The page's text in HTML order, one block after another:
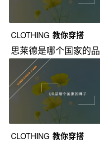
CLOTHING 教你穿搭
思莱德是哪个国家的品
牌？
CLOTHING 教你穿搭